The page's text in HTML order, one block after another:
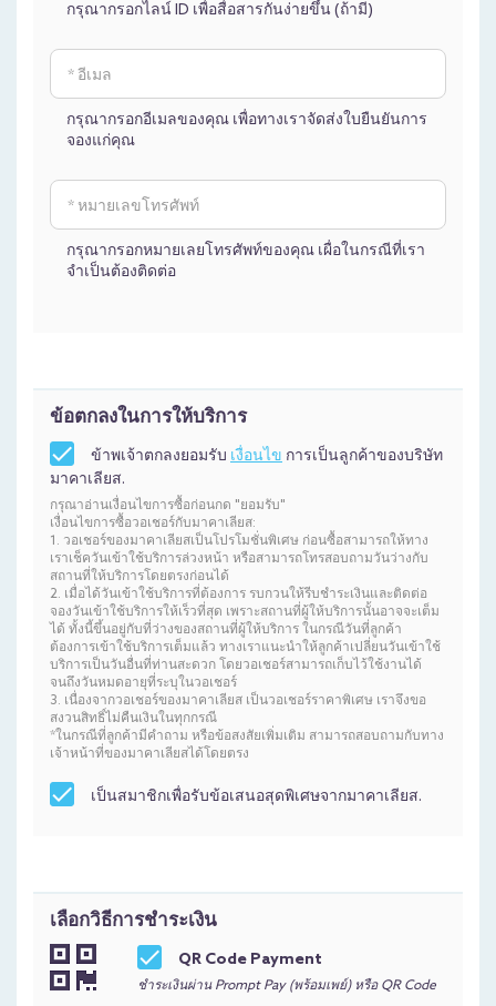
กรุณากรอกไลน์ ID เพื่อสื่อสารกันง่ายขึ้น (ถ้ามี)
กรุณากรอกอีเมลของคุณ เพื่อทางเราจัดส่งใบยืนยันการ
จองแก่คุณ
กรุณากรอกหมายเลยโทรศัพท์ของคุณ เผื่อในกรณีที่เรา
จำเป็นต้องติดต่อ
ข้อตกลงในการให้บริการ
ข้าพเจ้าตกลงยอมรับ เงื่อนไข การเป็นลูกค้าของบริษัท
มาคาเลียส.
กรุณาอ่านเงื่อนไขการซื้อก่อนกด "ยอมรับ"
เงื่อนไขการซื้อวอเชอร์กับมาคาเลียส:
1. วอเชอร์ของมาคาเลียสเป็นโปรโมชั่นพิเศษ ก่อนซื้อสามารถให้ทาง
เราเช็ควันเข้าใช้บริการล่วงหน้า หรือสามารถโทรสอบถามวันว่างกับ
สถานที่ให้บริการโดยตรงก่อนได้
2. เมื่อได้วันเข้าใช้บริการที่ต้องการ รบกวนให้รีบชำระเงินและติดต่อ
จองวันเข้าใช้บริการให้เร็วที่สุด เพราะสถานที่ผู้ให้บริการนั้นอาจจะเต็ม
ได้ ทั้งนี้ขึ้นอยู่กับที่ว่างของสถานที่ผู้ให้บริการ ในกรณีวันที่ลูกค้า
ต้องการเข้าใช้บริการเต็มแล้ว ทางเราแนะนำให้ลูกค้าเปลี่ยนวันเข้าใช้
บริการเป็นวันอื่นที่ท่านสะดวก โดยวอเชอร์สามารถเก็บไว้ใช้งานได้
จนถึงวันหมดอายุที่ระบุในวอเชอร์
3. เนื่องจากวอเชอร์ของมาคาเลียส เป็นวอเชอร์ราคาพิเศษ เราจึงขอ
สงวนสิทธิ์ไม่คืนเงินในทุกกรณี
*ในกรณีที่ลูกค้ามีคำถาม หรือข้อสงสัยเพิ่มเติม สามารถสอบถามกับทาง
เจ้าหน้าที่ของมาคาเลียสได้โดยตรง
เป็นสมาชิกเพื่อรับข้อเสนอสุดพิเศษจากมาคาเลียส.
เลือกวิธีการชำระเงิน
QR Code Payment
ชำระเงินผ่าน Prompt Pay (พร้อมเพย์) หรือ QR Code